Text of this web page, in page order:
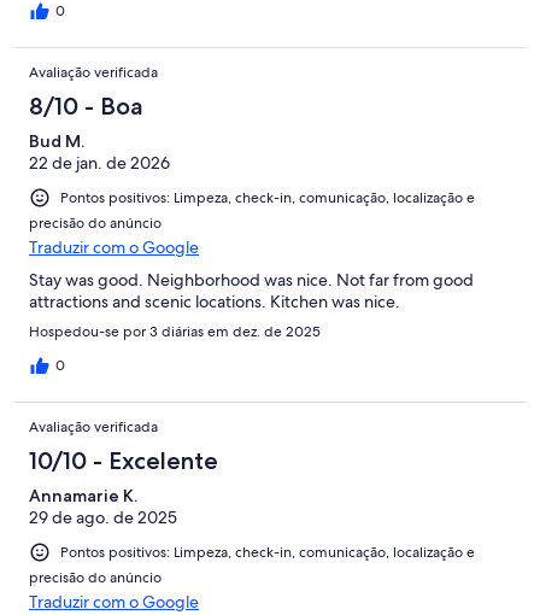
0
Avaliação verificada
8/10 - Boa
Bud M.
22 de jan. de 2026
Pontos positivos: Limpeza, check-in, comunicação, localização e
precisão do anúncio
Traduzir com o Google
Stay was good. Neighborhood was nice. Not far from good
attractions and scenic locations. Kitchen was nice.
Hospedou-se por 3 diárias em dez. de 2025
0
Avaliação verificada
10/10 - Excelente
Annamarie K.
29 de ago. de 2025
Pontos positivos: Limpeza, check-in, comunicação, localização e
precisão do anúncio
Traduzir com o Google